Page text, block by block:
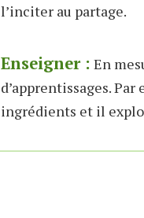
l’inciter au partage.
Enseigner : En
d’apprentissages.
ingrédients et il